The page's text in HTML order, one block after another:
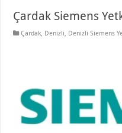
Çardak Siemens
Çardak, Denizli, Denizli Siemens